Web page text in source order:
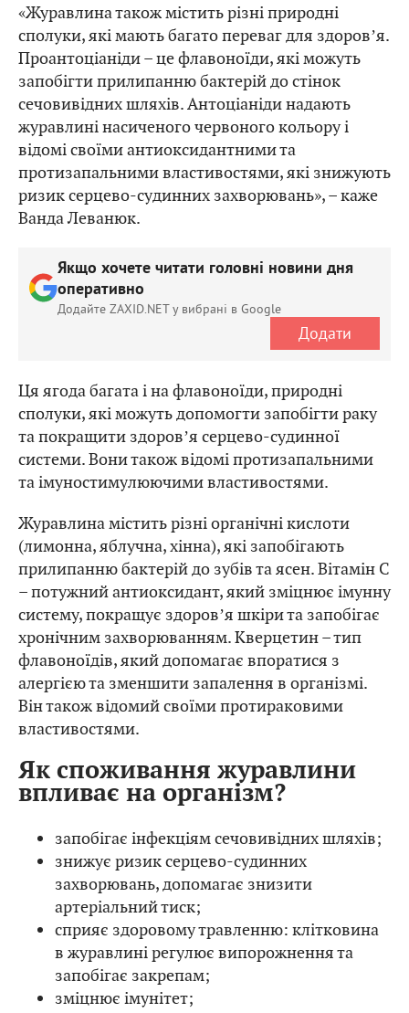
«Журавлина також містить різні природні
сполуки, які мають багато переваг для здоровʼя.
Проантоціаніди – це флавоноїди, які можуть
запобігти прилипанню бактерій до стінок
сечовивідних шляхів. Антоціаніди надають
журавлині насиченого червоного кольору і
відомі своїми антиоксидантними та
протизапальними властивостями, які знижують
ризик серцево-судинних захворювань», – каже
Ванда Леванюк.
Якщо хочете читати головні новини дня
оперативно
Додайте ZAXID.NET у вибрані в Google
Додати
Ця ягода багата і на флавоноїди, природні
сполуки, які можуть допомогти запобігти раку
та покращити здоровʼя серцево-судинної
системи. Вони також відомі протизапальними
та імуностимулюючими властивостями.
Журавлина містить різні органічні кислоти
(лимонна, яблучна, хінна), які запобігають
прилипанню бактерій до зубів та ясен. Вітамін С
– потужний антиоксидант, який зміцнює імунну
систему, покращує здоровʼя шкіри та запобігає
хронічним захворюванням. Кверцетин – тип
флавоноїдів, який допомагає впоратися з
алергією та зменшити запалення в організмі.
Він також відомий своїми протираковими
властивостями.
Як споживання журавлини
впливає на організм?
запобігає інфекціям сечовивідних шляхів;
знижує ризик серцево-судинних
захворювань, допомагає знизити
артеріальний тиск;
сприяє здоровому травленню: клітковина
в журавлині регулює випорожнення та
запобігає закрепам;
зміцнює імунітет;